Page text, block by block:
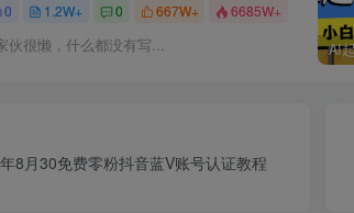
0 1.2W+ 0 667W+ 6685W+
伙很懒，什么都没有写...
8月30免费零粉抖音蓝V账号认证教程